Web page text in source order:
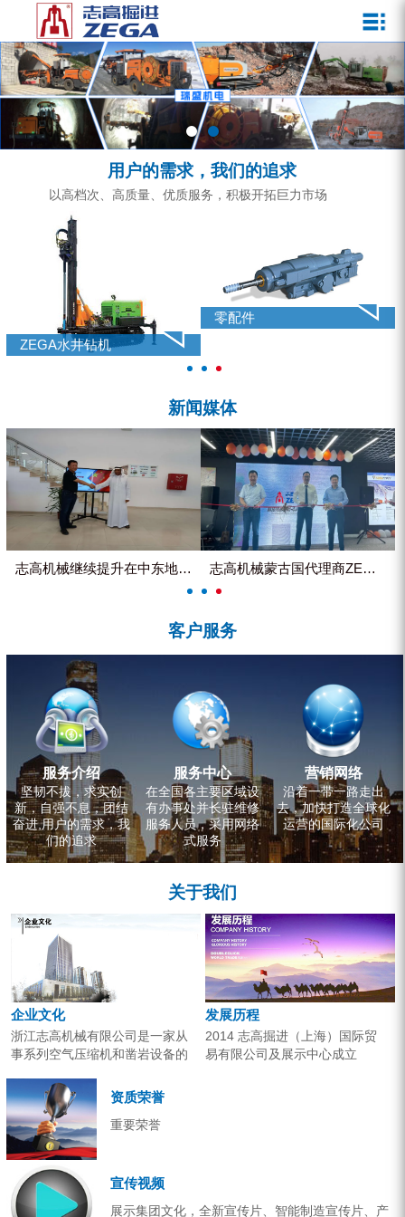
企业文化
发展历程
资质荣誉
宣传视频
公司新闻
行业动态
ZEGA一体式潜孔钻机
ZEGA地下掘进台车
ZEGA小型一体式露天钻机
ZEGA全液压顶锤钻机
零配件
锚固钻机系列
FY水井钻车系列
水井专用螺杆空压机
雾炮机
洗轮机
服务介绍
服务中心
营销网络
用户的需求，我们的追求
以高档次、高质量、优质服务，积极开拓巨力市场
ZEGA水井钻机
零配件
新闻媒体
志高机械继续提升在中东地区的市... 志高机械蒙古国代理商ZEGA客...
客户服务
服务介绍
坚韧不拔，求实创
新，自强不息，团结
奋进,用户的需求，我
们的追求
服务中心
在全国各主要区域设
有办事处并长驻维修
服务人员，采用网络
式服务
营销网络
沿着一带一路走出
去，加快打造全球化
运营的国际化公司
关于我们
企业文化
浙江志高机械有限公司是一家从
事系列空气压缩机和凿岩设备的
的专业机构。产品广泛应用于工
业气源、各类矿山开采和工程项
目建设。企业以技术开发为核
心，...
发展历程
2014 志高掘进（上海）国际贸
易有限公司及展示中心成立
资质荣誉
重要荣誉
宣传视频
展示集团文化，全新宣传片、智能制造宣传片、产